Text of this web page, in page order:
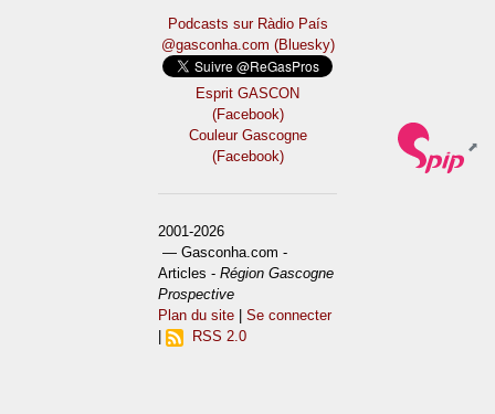
Podcasts sur Ràdio País
@gasconha.com (Bluesky)
Esprit GASCON
(Facebook)
Couleur Gascogne
(Facebook)
2001-2026
— Gasconha.com -
Articles -Région Gascogne
Prospective
Plan du site |Se connecter
|
RSS 2.0